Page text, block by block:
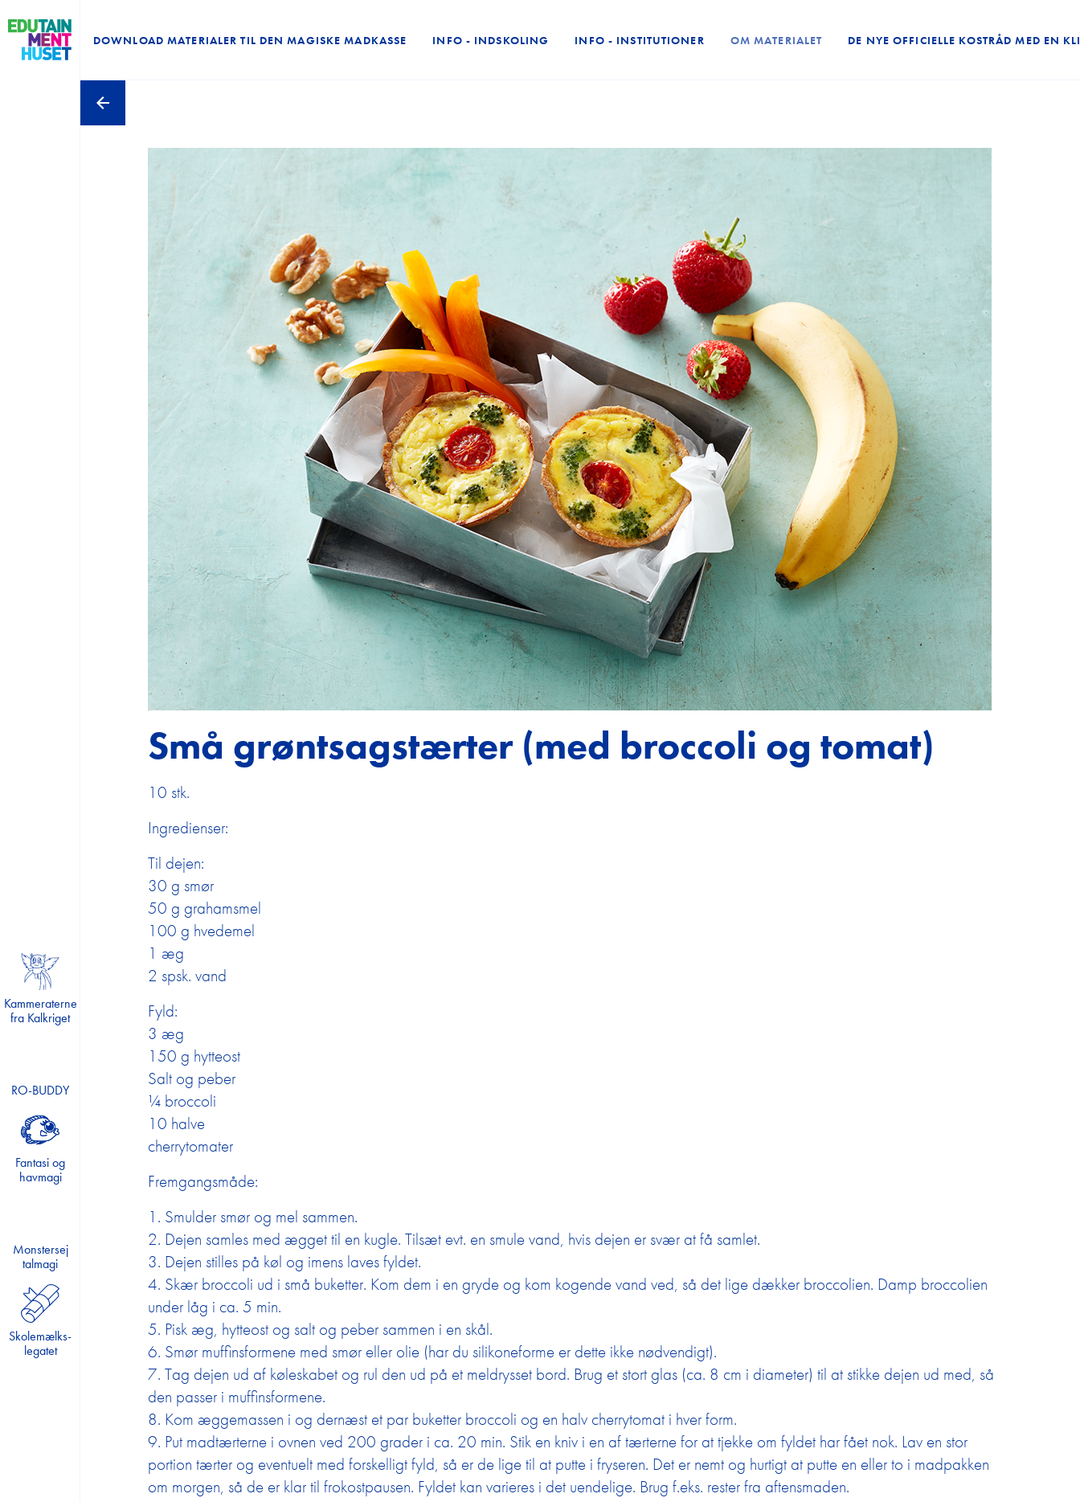
Kammeraterne
fra Kalkriget
RO-BUDDY
Fantasi og
havmagi
Monstersej
talmagi
Skolemælks-
legatet
Kammeraterne Fra Kalkriget
Forårets forunderlige fauna
Vild.Vildere.Videnskab
Lær om hjernen og kroppen
Den magiske madkasse
Mission Min Krop
Projekt Sund Skole
Mælkehjørnet
Slip kreativiteten løs!
Skolemælkslegatet
Skolemælkens Dag 2025
Tilmelding til nyhedsbrev
DOWNLOAD MATERIALER TIL DEN MAGISKE MADKASSE INFO - INDSKOLING INFO - INSTITUTIONER OM MATERIALET DE NYE OFFICIELLE KOSTRÅD MED EN
Små grøntsagstærter (med broccoli og tomat)
10 stk.
Ingredienser:
Til dejen:
30 g smør
50 g grahamsmel
100 g hvedemel
1 æg
2 spsk. vand
Fyld:
3 æg
150 g hytteost
Salt og peber
¼ broccoli
10 halve
cherrytomater
Fremgangsmåde:
1. Smulder smør og mel sammen.
2. Dejen samles med ægget til en kugle. Tilsæt evt. en smule vand, hvis dejen er svær at få samlet.
3. Dejen stilles på køl og imens laves fyldet.
4. Skær broccoli ud i små buketter. Kom dem i en gryde og kom kogende vand ved, så det lige dækker broccolien. Damp broccolien
under låg i ca. 5 min.
5. Pisk æg, hytteost og salt og peber sammen i en skål.
6. Smør muffinsformene med smør eller olie (har du silikoneforme er dette ikke nødvendigt).
7. Tag dejen ud af køleskabet og rul den ud på et meldrysset bord. Brug et stort glas (ca. 8 cm i diameter) til at stikke dejen ud med, så
den passer i muffinsformene.
8. Kom æggemassen i og dernæst et par buketter broccoli og en halv cherrytomat i hver form.
9. Put madtærterne i ovnen ved 200 grader i ca. 20 min. Stik en kniv i en af tærterne for at tjekke om fyldet har fået nok. Lav en stor
portion tærter og eventuelt med forskelligt fyld, så er de lige til at putte i fryseren. Det er nemt og hurtigt at putte en eller to i madpakken
om morgen, så de er klar til frokostpausen. Fyldet kan varieres i det uendelige. Brug f.eks. rester fra aftensmaden.